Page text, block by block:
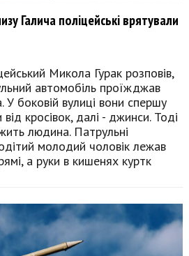
Галича поліцейські врятували
Микола Гурак розповів,
автомобіль проїжджав
У боковій вулиці вони спершу
кросівок, далі - джинси. Тоді
людина. Патрульні
молодий чоловік лежав
а руки в кишенях куртк